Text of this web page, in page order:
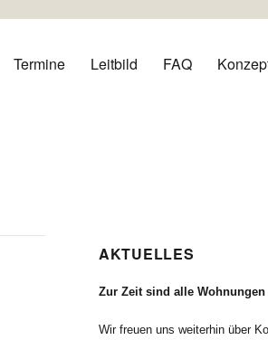
Termine Leitbild FAQ
AKTUELLES
Zur Zeit sind alle Wohnungen
Wir freuen uns weiterhin über